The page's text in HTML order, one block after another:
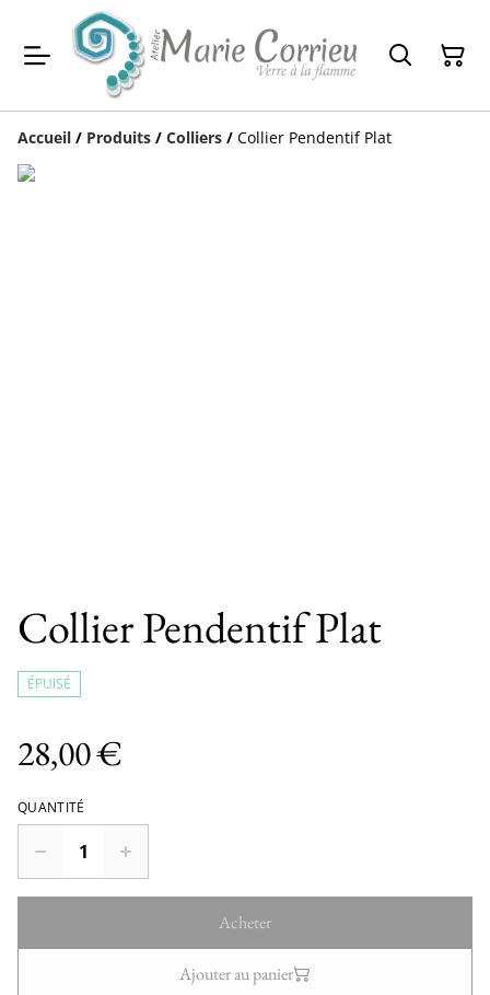
Accueil / Produits / Colliers / Collier Pendentif Plat
Collier Pendentif Plat
ÉPUISÉ
28,00 €
QUANTITÉ
Acheter
Ajouter au panier